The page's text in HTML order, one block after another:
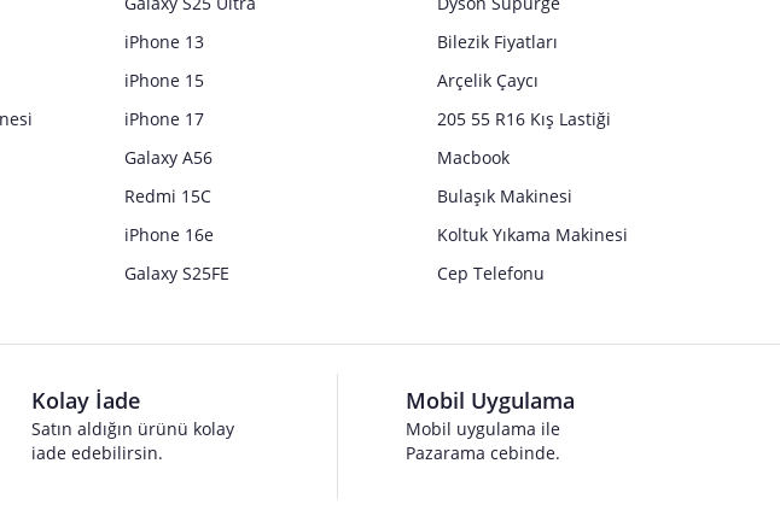
iPhone 13
iPhone 15
iPhone 17
Galaxy A56
Redmi 15C
iPhone 16e
Galaxy S25FE
Bilezik Fiyatları
Arçelik Çaycı
205 55 R16 Kış Lastiği
Macbook
Bulaşık Makinesi
Koltuk Yıkama Makinesi
Cep Telefonu
Kolay İade
Satın aldığın ürünü kolay
iade edebilirsin.
Mobil Uygulama
Mobil uygulama ile
Pazarama cebinde.